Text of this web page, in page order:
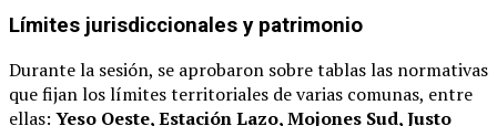
Límites jurisdiccionales y patrimonio
Durante la sesión, se aprobaron sobre tablas las normativas
que fijan los límites territoriales de varias comunas, entre
ellas: Yeso Oeste, Estación Lazo, Mojones Sud, Justo